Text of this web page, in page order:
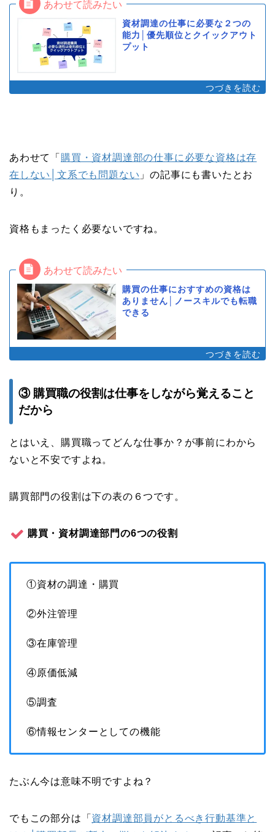
資材調達の仕事に必要な２つの
能力│優先順位とクイックアウト
プット
あわせて「 購買・資材調達部の仕事に必要な資格は存
在しない│文系でも問題ない 」の記事にも書いたとお
り。
資格もまったく必要ないですね。
購買の仕事におすすめの資格は
ありません│ノースキルでも転職
できる
③ 購買職の役割は仕事をしながら覚えること
だから
とはいえ、購買職ってどんな仕事か？が事前にわから
ないと不安ですよね。
購買部門の役割は下の表の６つです。
購買・資材調達部門の6つの役割
①資材の調達・購買
②外注管理
③在庫管理
④原価低減
⑤調査
⑥情報センターとしての機能
たぶん今は意味不明ですよね？
でもこの部分は「 資材調達部員がとるべき行動基準と